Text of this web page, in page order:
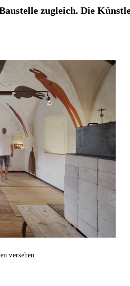
zugleich. Die
versehen